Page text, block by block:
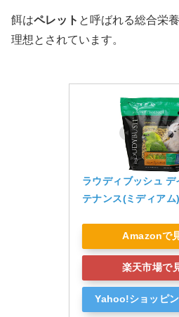
餌はペレット と呼ばれる総合栄
理想とされています。
ラウディブッシュ デ
テナンス(ミディアム
Amazonで
楽天市場で
Yahoo!ショッピ